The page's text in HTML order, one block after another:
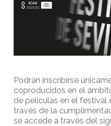
Podrán inscribirse
coproducidos en el
de películas en el festival
través de la
se accede a través del